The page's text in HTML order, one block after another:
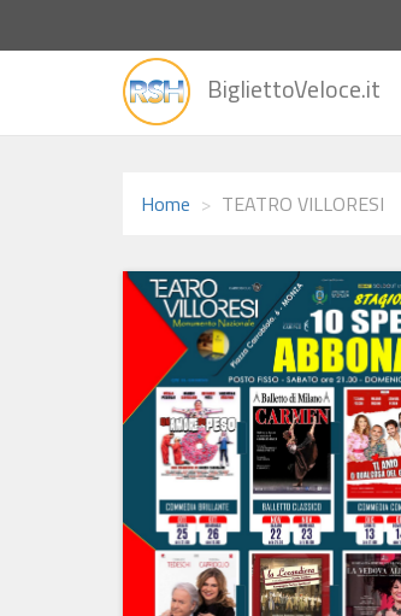
alla
BigliettoVeloce.it
Home TEATRO VILLORESI